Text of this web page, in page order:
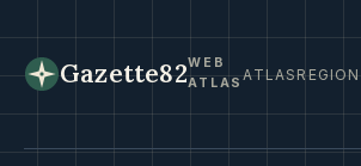
Gazette82WEB
ATLASATLAS